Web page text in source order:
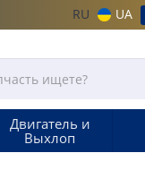
RU UA
Двигатель и
Выхлоп